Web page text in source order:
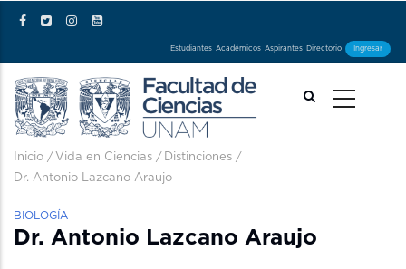
Ingresar
Directorio
Aspirantes
Académicos
Estudiantes
Ruta de navegación
Inicio / Vida en Ciencias / Distinciones /
Dr. Antonio Lazcano Araujo
BIOLOGÍA
Dr. Antonio Lazcano Araujo